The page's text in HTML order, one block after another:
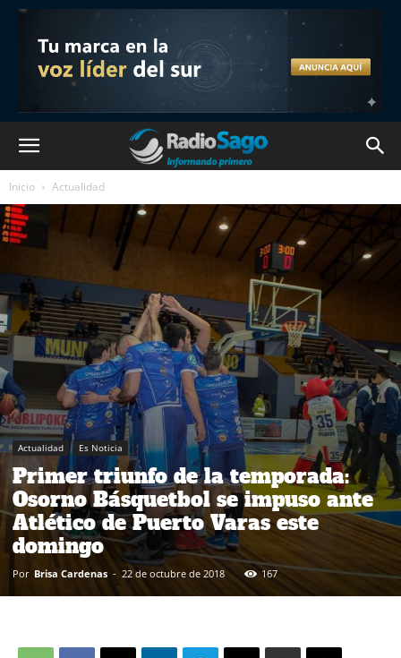
Inicio Actualidad
Actualidad Es Noticia
Primer triunfo de la temporada:
Osorno Básquetbol se impuso ante
Atlético de Puerto Varas este
domingo
Por Brisa Cardenas - 22 de octubre de 2018 167